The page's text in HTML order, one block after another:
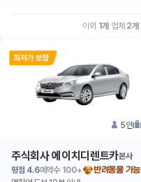
이외 1개 업체 2개
5인
주식회사 에이치디렌트카본사
평점 4.6예약수 100+
반려동물 가능